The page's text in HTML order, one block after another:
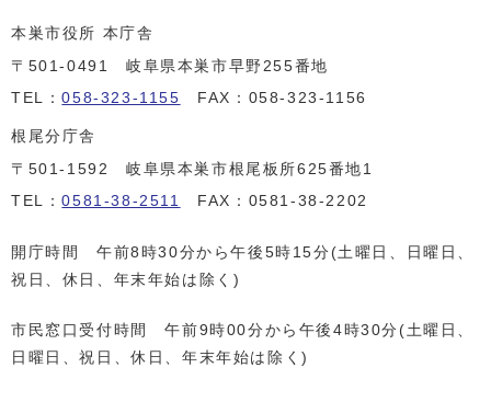
本巣市役所 本庁舎
〒501-0491 岐阜県本巣市早野255番地
TEL：058-323-1155 FAX：058-323-1156
根尾分庁舎
〒501-1592 岐阜県本巣市根尾板所625番地1
TEL：0581-38-2511 FAX：0581-38-2202
開庁時間 午前8時30分から午後5時15分(土曜日、日曜日、
祝日、休日、年末年始は除く)
市民窓口受付時間 午前9時00分から午後4時30分(土曜日、
日曜日、祝日、休日、年末年始は除く)